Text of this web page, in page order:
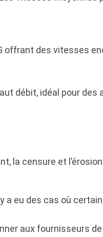
offrant des vitesses
débit, idéal pour des
la censure et
a eu des cas où
aux fournisseurs